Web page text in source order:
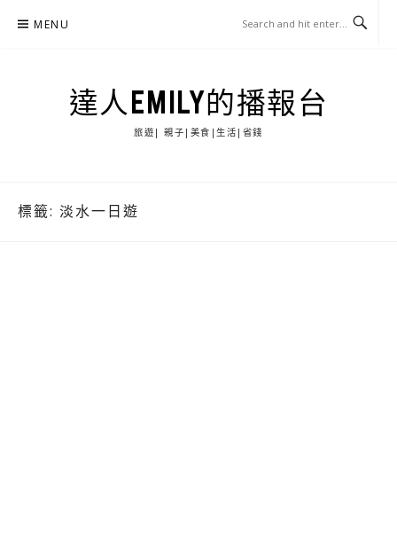
MENU
達人EMILY的播報台
旅遊| 親子|美食|生活|省錢
標籤: 淡水一日遊